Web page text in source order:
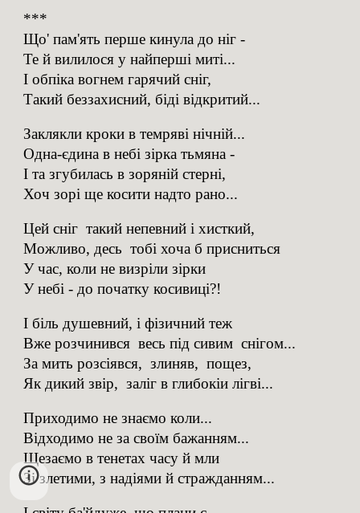
***
Що' пам'ять перше кинула до ніг -
Те й вилилося у найперші миті...
І обпіка вогнем гарячий сніг,
Такий беззахисний, біді відкритий...
Заклякли кроки в темряві нічній...
Одна-єдина в небі зірка тьмяна -
І та згубилась в зоряній стерні,
Хоч зорі ще косити надто рано...
Цей сніг такий непевний і хисткий,
Можливо, десь тобі хоча б присниться
У час, коли не визріли зірки
У небі - до початку косивиці?!
І біль душевний, і фізичний теж
Вже розчинився весь під сивим снігом...
За мить розсіявся, злиняв, пощез,
Як дикий звір, заліг в глибокіи лігві...
Приходимо не знаємо коли...
Відходимо не за своїм бажанням...
Щезаємо в тенетах часу й мли
Зі злетими, з надіями й стражданням...